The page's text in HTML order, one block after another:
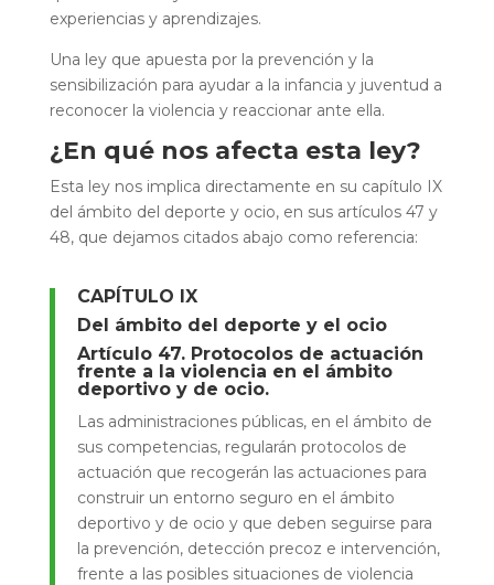
experiencias y aprendizajes.
Una ley que apuesta por la prevención y la
sensibilización para ayudar a la infancia y juventud a
reconocer la violencia y reaccionar ante ella.
¿En qué nos afecta esta ley?
Esta ley nos implica directamente en su capítulo IX
del ámbito del deporte y ocio, en sus artículos 47 y
48, que dejamos citados abajo como referencia:
CAPÍTULO IX
Del ámbito del deporte y el ocio
Artículo 47. Protocolos de actuación
frente a la violencia en el ámbito
deportivo y de ocio.
Las administraciones públicas, en el ámbito de
sus competencias, regularán protocolos de
actuación que recogerán las actuaciones para
construir un entorno seguro en el ámbito
deportivo y de ocio y que deben seguirse para
la prevención, detección precoz e intervención,
frente a las posibles situaciones de violencia